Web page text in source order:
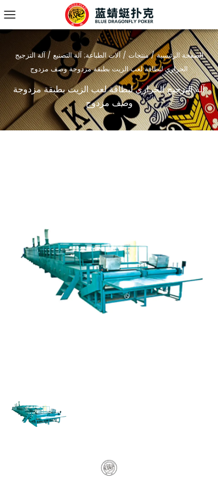
الصفحة الرئيسية/منتجات/آلات الطباعة; آلة التصنيع /آلة التزجيج
الحراري لبطاقة لعب الزيت بطبقة مزدوجة وصف مزدوج
آلة التزجيج الحراري لبطاقة لعب الزيت بطبقة مزدوجة
وصف مزدوج